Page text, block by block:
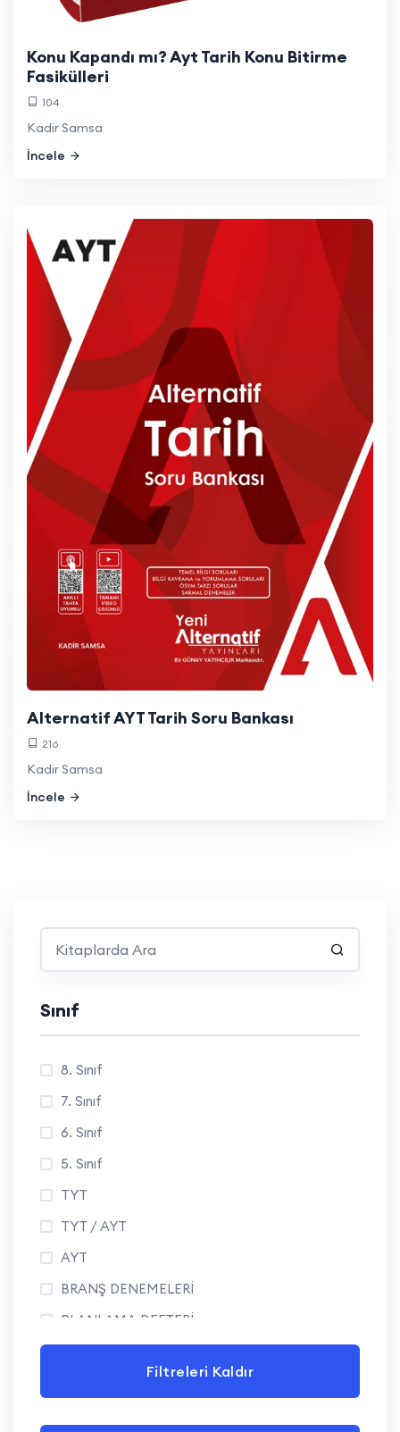
Sınıf
8. Sınıf
7. Sınıf
6. Sınıf
5. Sınıf
TYT
TYT / AYT
AYT
BRANŞ DENEMELERİ
PLANLAMA DEFTERİ
Filtreleri Kaldır
Konu Kapandı mı? Ayt Tarih Konu Bitirme
Fasikülleri
104
Kadir Samsa
İncele
Alternatif AYT Tarih Soru Bankası
216
Kadir Samsa
İncele